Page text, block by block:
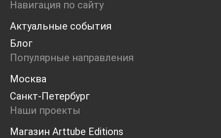
Навигация по сайту
Актуальные события
Блог
Популярные направления
Москва
Санкт-Петербург
Наши проекты
Магазин Arttube Editions